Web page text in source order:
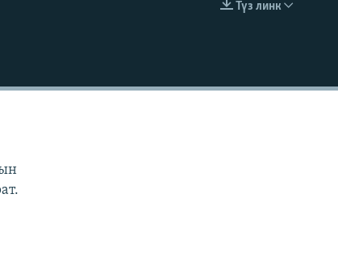
EMBED
Түз линк